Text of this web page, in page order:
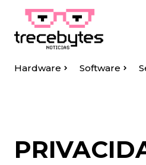
Hardware Software